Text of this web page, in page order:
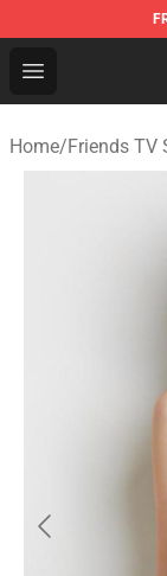
Open menu
Friends
Home/Friends TV